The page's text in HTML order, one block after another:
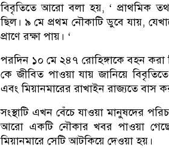
বিবৃতিতে আরো বলা হয়, ‘ প্রাথমিক
ছিল। ৯ মে প্রথম নৌকাটি ডুবে যায়,
প্রাণে রক্ষা পায়। ‘
পরদিন ১০ মে ২৪৭ রোহিঙ্গাকে বহন করা
কে জীবিত পাওয়া যায় জানিয়ে
এবং মিয়ানমারের রাখাইন রাজ্যতে বাস
সংস্থাটি এখন বেঁচে যাওয়া মানুষদের
আরো একটি নৌকার খবর পাওয়া
মিয়ানমারে সেটি আটকিয়ে দেওয়া হয়।